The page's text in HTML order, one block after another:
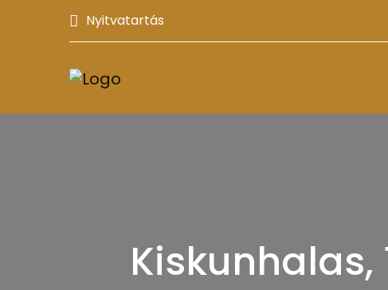
Nyitvatartás
Kiskunhalas,